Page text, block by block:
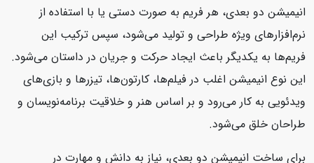
انیمیشن دو بعدی، هر فریم به صورت دستی یا با استفاده از
نرم‌افزارهای ویژه طراحی و تولید می‌شود، سپس ترکیب این
فریم‌ها به یکدیگر باعث ایجاد حرکت و جریان در داستان می‌شود.
این نوع انیمیشن اغلب در فیلم‌ها، کارتون‌ها، تیزرها و بازی‌های
ویدئویی به کار می‌رود و بر اساس هنر و خلاقیت برنامه‌نویسان و
طراحان خلق می‌شود.
برای ساخت انیمیشن دو بعدی، نیاز به دانش و مهارت در